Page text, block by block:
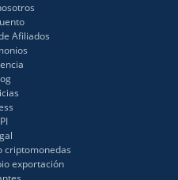
Afiliados
criptomonedas
exportación